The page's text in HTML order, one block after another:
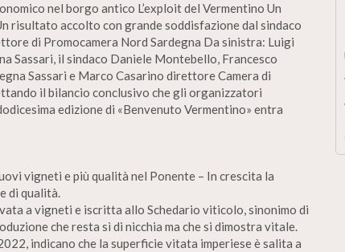
nel borgo antico L’exploit del Vermentino Un
risultato accolto con grande soddisfazione dal sindaco
di Promocamera Nord Sardegna Da sinistra: Luigi
Sassari, il sindaco Daniele Montebello, Francesco
Sassari e Marco Casarino direttore Camera di
il bilancio conclusivo che gli organizzatori
edizione di «Benvenuto Vermentino» entra
vigneti e più qualità nel Ponente – In crescita la
di qualità.
a vigneti e iscritta allo Schedario viticolo, sinonimo di
che resta sì di nicchia ma che si dimostra vitale.
indicano che la superficie vitata imperiese è salita a